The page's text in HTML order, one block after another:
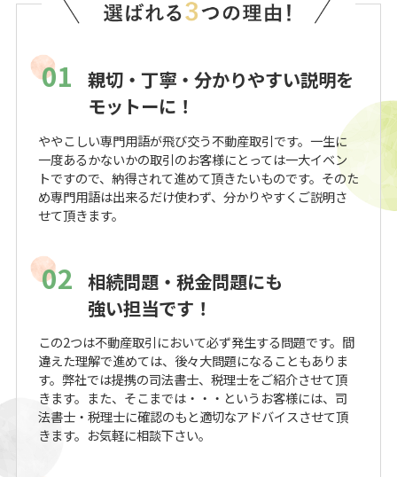
01
親切・丁寧・分かりやすい説明を
モットーに！
ややこしい専門用語が飛び交う不動産取引です。一生に
一度あるかないかの取引のお客様にとっては一大イベン
トですので、納得されて進めて頂きたいものです。そのた
め専門用語は出来るだけ使わず、分かりやすくご説明さ
せて頂きます。
02 相続問題・税金問題にも
強い担当です！
この2つは不動産取引において必ず発生する問題です。間
違えた理解で進めては、後々大問題になることもありま
す。弊社では提携の司法書士、税理士をご紹介させて頂
きます。また、そこまでは・・・というお客様には、司
法書士・税理士に確認のもと適切なアドバイスさせて頂
きます。お気軽に相談下さい。